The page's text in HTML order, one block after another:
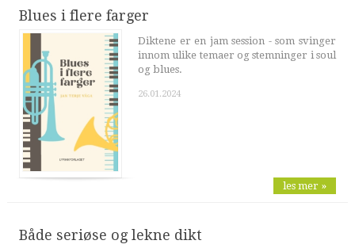
Blues i flere farger
Diktene er en jam session - som svinger
innom ulike temaer og stemninger i soul
og blues.
26.01.2024
les mer »
Både seriøse og lekne dikt